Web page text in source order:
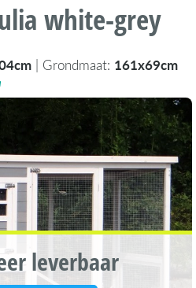
white-grey
| Grondmaat: 161x69cm
leverbaar